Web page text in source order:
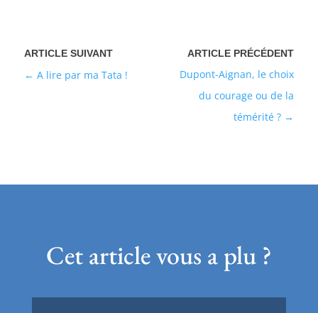
Dupont-Aignan, le choix
du courage ou de la
témérité ?
A lire par ma Tata !
Cet article vous a plu ?